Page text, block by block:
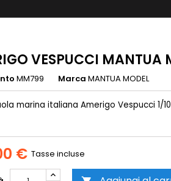
VESPUCCI MANTUA
MM799 Marca MANTUA MODEL
marina italiana Amerigo Vespucci 1/
€ Tasse incluse